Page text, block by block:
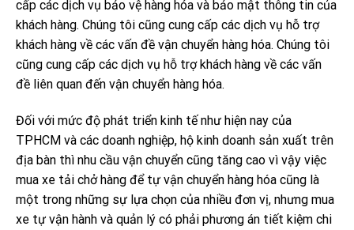
cấp các dịch vụ bảo vệ hàng hóa và bảo mật thông tin của
khách hàng. Chúng tôi cũng cung cấp các dịch vụ hỗ trợ
khách hàng về các vấn đề vận chuyển hàng hóa. Chúng tôi
cũng cung cấp các dịch vụ hỗ trợ khách hàng về các vấn
đề liên quan đến vận chuyển hàng hóa.
Đối với mức độ phát triển kinh tế như hiện nay của
TPHCM và các doanh nghiệp, hộ kinh doanh sản xuất trên
địa bàn thì nhu cầu vận chuyển cũng tăng cao vì vậy việc
mua xe tải chở hàng để tự vận chuyển hàng hóa cũng là
một trong những sự lựa chọn của nhiều đơn vị, nhưng mua
xe tự vận hành và quản lý có phải phương án tiết kiệm chi